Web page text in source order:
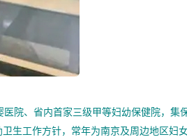
院、省内首家三级甲等妇幼保健院，集
生工作方针，常年为南京及周边地区妇